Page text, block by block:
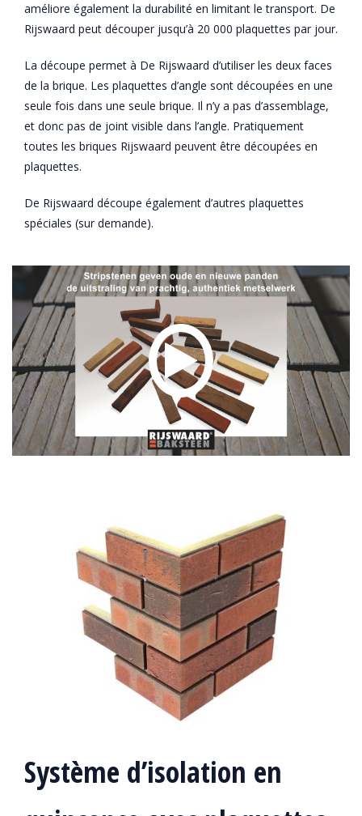
améliore également la durabilité en limitant le transport. De
Rijswaard peut découper jusqu’à 20 000 plaquettes par jour.
La découpe permet à De Rijswaard d’utiliser les deux faces
de la brique. Les plaquettes d’angle sont découpées en une
seule fois dans une seule brique. Il n’y a pas d’assemblage,
et donc pas de joint visible dans l’angle. Pratiquement
toutes les briques Rijswaard peuvent être découpées en
plaquettes.
De Rijswaard découpe également d’autres plaquettes
spéciales (sur demande).
Système d’isolation en